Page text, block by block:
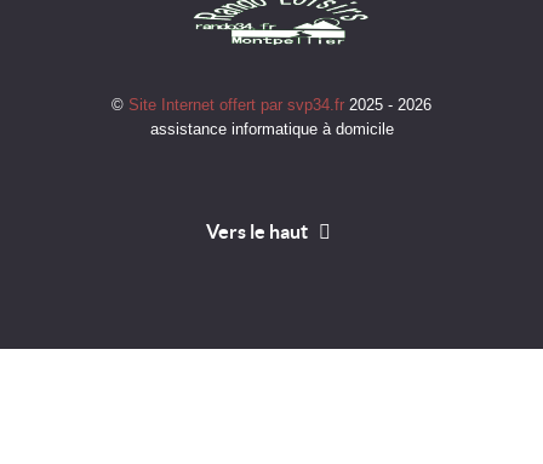
© Site Internet offert par svp34.fr 2025 - 2026
assistance informatique à domicile
Vers le haut